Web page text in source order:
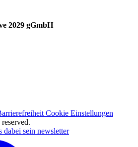
2029 gGmbH
Cookie Einstellungen
dabei sein newsletter